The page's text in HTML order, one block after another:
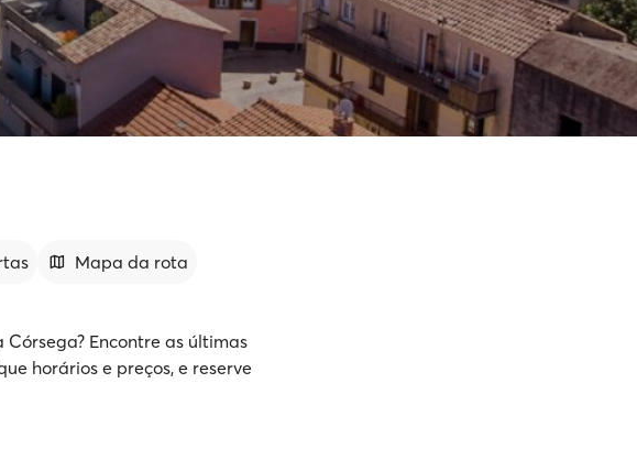
Mapa da rota
Encontre as últimas
horários e preços, e reserve